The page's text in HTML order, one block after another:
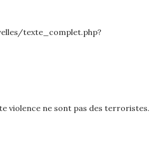
texte_complet.php?
violence ne sont pas des terroristes.